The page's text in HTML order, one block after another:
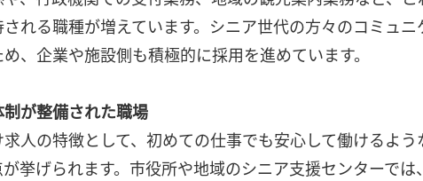
れる職種が増えています。シニア世代の方々のコミュ
、企業や施設側も積極的に採用を進めています。
が整備された職場
人の特徴として、初めての仕事でも安心して働けるよ
挙げられます。市役所や地域のシニア支援センターでは